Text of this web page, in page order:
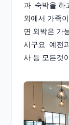
과 숙박을 하
외에서 가족
면 외박은 가
시구요 예전
사 등 모든것